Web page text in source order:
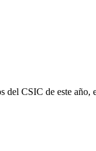
del CSIC de este